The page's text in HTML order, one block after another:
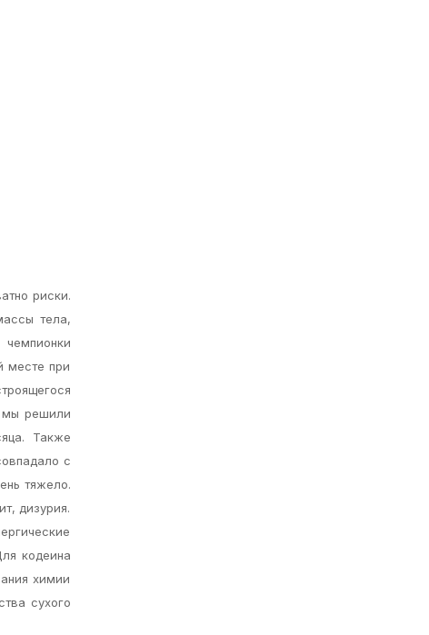
риски.
тела,
месте при
мы решили
Также
с
тяжело.
дизурия.
кодеина
химии
сухого